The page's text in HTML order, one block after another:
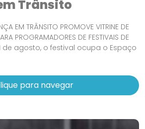
Trânsito
EM TRÂNSITO PROMOVE VITRINE DE
PROGRAMADORES DE FESTIVAIS DE
de agosto, o festival ocupa o Espaço
para navegar